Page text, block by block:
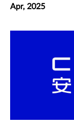
Apr, 2025